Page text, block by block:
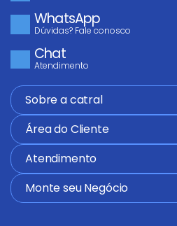
WhatsApp
Dúvidas? Fale conosco
Chat
Atendimento
Sobre a catral
Área do Cliente
Atendimento
Monte seu Negócio